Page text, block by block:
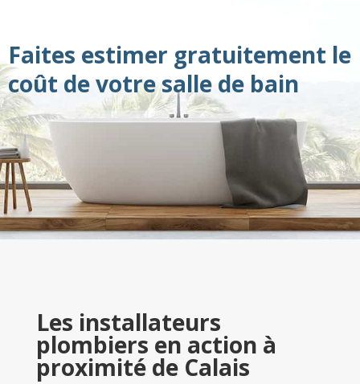
Faites estimer gratuitement le
coût de votre salle de bain
Les installateurs
plombiers en action à
proximité de Calais